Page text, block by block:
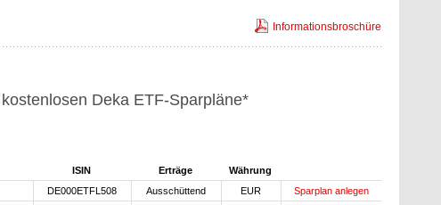
Informationsbroschüre
Deka ETF-Sparpläne*
ISIN Erträge
Währung
DE000ETFL508 Ausschüttend EUR
Sparplan anlegen